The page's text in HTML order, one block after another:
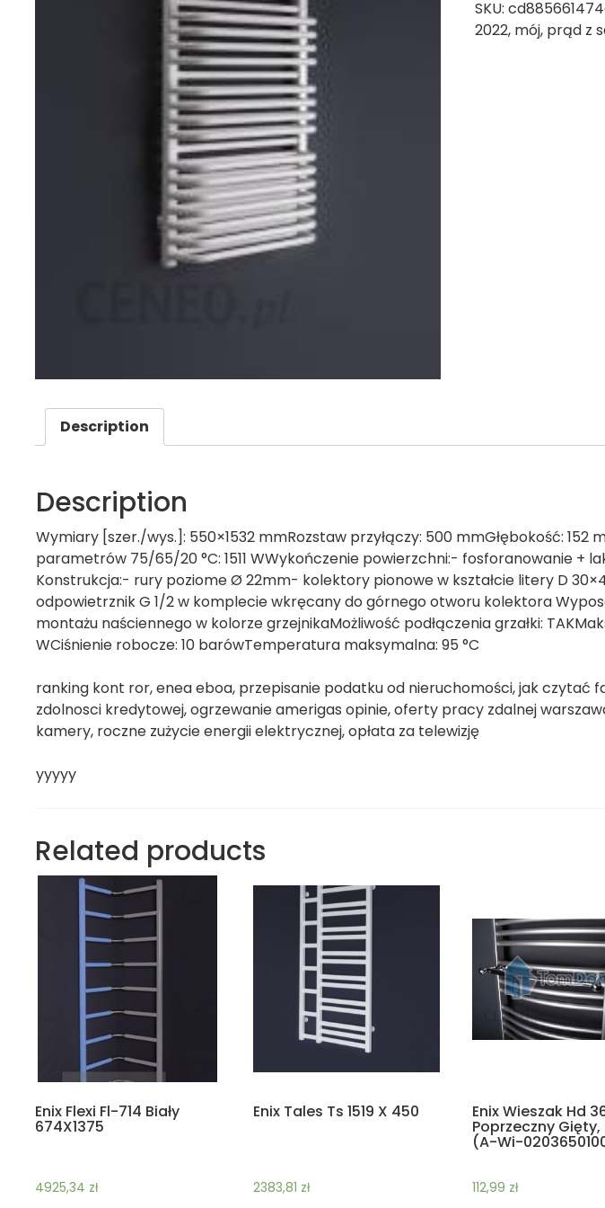
SKU:
2022, mój, prąd z
Description
Description
Wymiary [szer./wys.]: 550×1532 mmRozstaw przyłączy: 500 mmGłębokość: 152
parametrów 75/65/20 °C: 1511 WWykończenie powierzchni:- fosforanowanie +
Konstrukcja:- rury poziome Ø 22mm- kolektory pionowe w kształcie litery D
odpowietrznik G 1/2 w komplecie wkręcany do górnego otworu kolektora
montażu naściennego w kolorze grzejnikaMożliwość podłączenia grzałki:
WCiśnienie robocze: 10 barówTemperatura maksymalna: 95 °C
ranking kont ror, enea eboa, przepisanie podatku od nieruchomości, jak czytać
zdolnosci kredytowej, ogrzewanie amerigas opinie, oferty pracy zdalnej
kamery, roczne zużycie energii elektrycznej, opłata za telewizję
yyyyy
Related products
Enix Flexi Fl-714 Biały
674X1375
4925,34 zł
Enix Tales Ts 1519 X 450
2383,81 zł
Enix Wieszak Hd
Poprzeczny Gięty,
(A-Wi-
112,99 zł